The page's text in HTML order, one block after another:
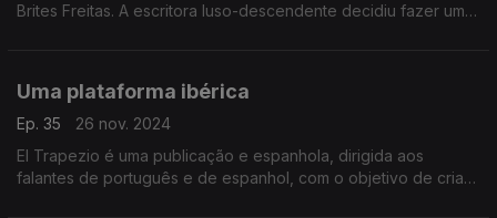
Brites Freitas. A escritora luso-descendente decidiu fazer uma
Uma plataforma ibérica
Ep. 35
26 nov. 2024
El Trapezio é uma publicação e espanhola, dirigida aos
falantes de português e de espanhol, com o objetivo de criar